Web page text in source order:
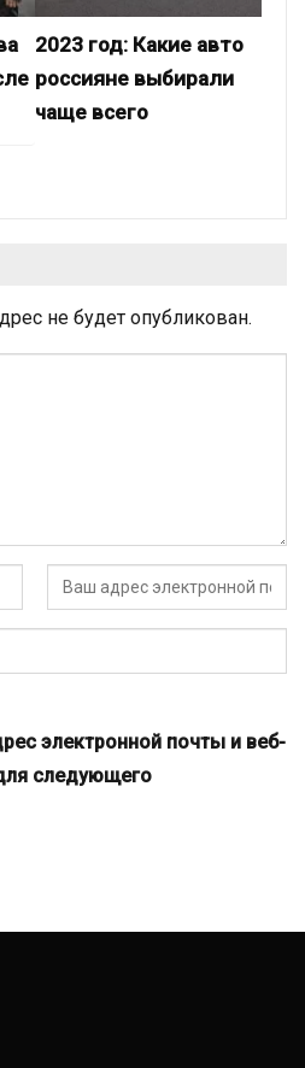
2023 год: Какие авто
россияне выбирали
чаще всего
не будет опубликован.
электронной почты и веб-
следующего